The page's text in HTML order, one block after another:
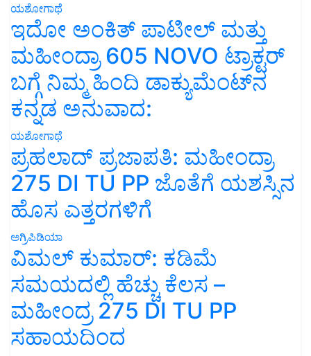
ಯಶೋಗಾಥೆ
ಇದೋ ಅಂಕಿತ್ ಪಾಟೀಲ್ ಮತ್ತು
ಮಹೀಂದ್ರಾ 605 NOVO ಟ್ರಾಕ್ಟರ್
ಬಗ್ಗೆ ನಿಮ್ಮ ಹಿಂದಿ ಡಾಕ್ಯುಮೆಂಟ್‌ನ
ಕನ್ನಡ ಅನುವಾದ:
ಯಶೋಗಾಥೆ
ಪ್ರಹಲಾದ್ ಪ್ರಜಾಪತಿ: ಮಹೀಂದ್ರಾ
275 DI TU PP ಜೊತೆಗೆ ಯಶಸ್ಸಿನ
ಹೊಸ ಎತ್ತರಗಳಿಗೆ
ಅಗ್ರಿಪಿಡಿಯಾ
ವಿಮಲ್ ಕುಮಾರ್: ಕಡಿಮೆ
ಸಮಯದಲ್ಲಿ ಹೆಚ್ಚು ಕೆಲಸ –
ಮಹೀಂದ್ರ 275 DI TU PP
ಸಹಾಯದಿಂದ